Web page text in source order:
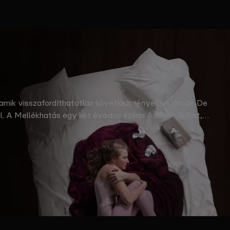
visszafordíthatatlan következményekkel járnak. De
A Mellékhatás egy két évados széria Adorjáni Bálint,
fejlesztésű thrillersorozatban a bonyodalmak csak
követ el. © RTL Magyarország